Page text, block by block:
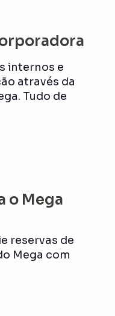
internos e
através da
Tudo de
o Mega
reservas de
Mega com